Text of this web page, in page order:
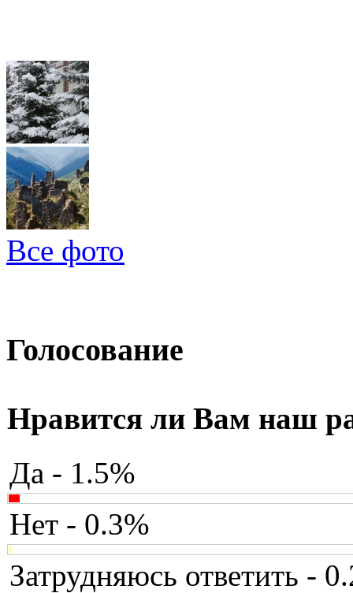
Все фото
Голосование
Нравится ли Вам наш
Да - 1.5%
Нет - 0.3%
Затрудняюсь ответить -